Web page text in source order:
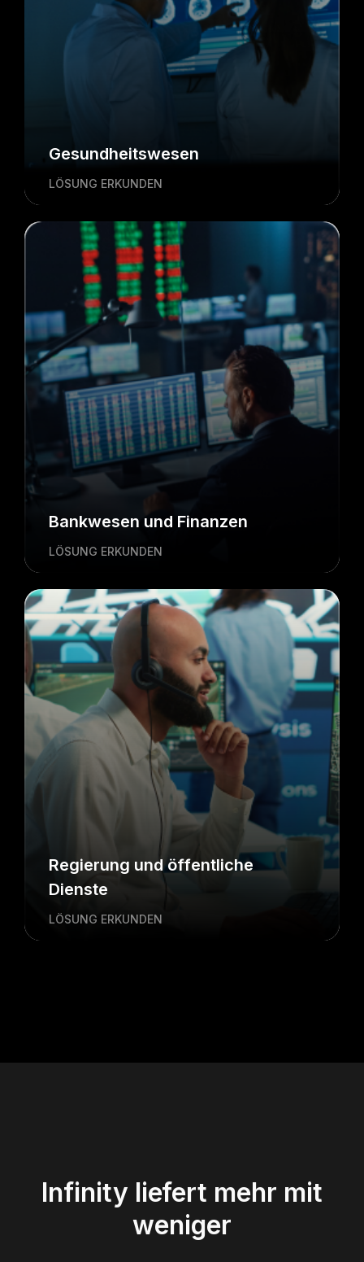
Gesundheitswesen
LÖSUNG ERKUNDEN
Bankwesen und Finanzen
LÖSUNG ERKUNDEN
Regierung und öffentliche
Dienste
LÖSUNG ERKUNDEN
Infinity liefert mehr mit
weniger